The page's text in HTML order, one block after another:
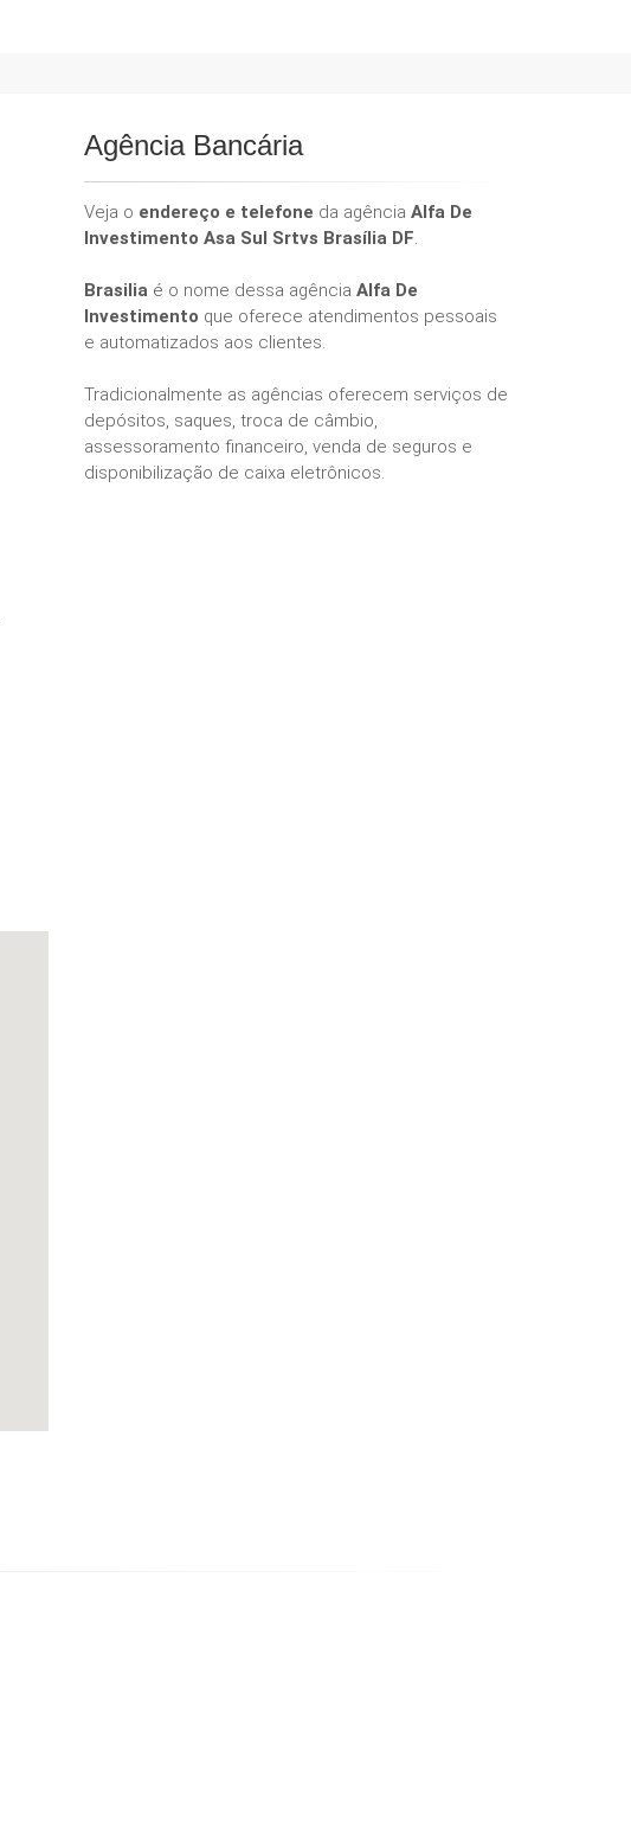
Agência Bancária
Veja o endereço e telefone da agência Alfa De
Investimento Asa Sul Srtvs Brasília DF.
Brasilia é o nome dessa agência Alfa De
Investimento que oferece atendimentos pessoais
e automatizados aos clientes.
Tradicionalmente as agências oferecem serviços de
depósitos, saques, troca de câmbio,
assessoramento financeiro, venda de seguros e
disponibilização de caixa eletrônicos.